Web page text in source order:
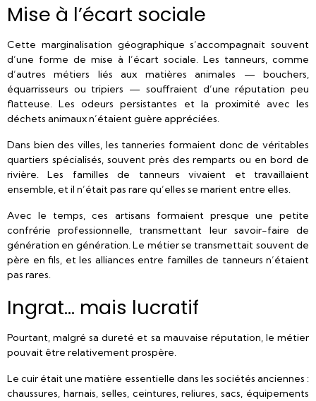
Mise à l’écart sociale
Cette marginalisation géographique s’accompagnait souvent
d’une forme de mise à l’écart sociale. Les tanneurs, comme
d’autres métiers liés aux matières animales — bouchers,
équarrisseurs ou tripiers — souffraient d’une réputation peu
flatteuse. Les odeurs persistantes et la proximité avec les
déchets animaux n’étaient guère appréciées.
Dans bien des villes, les tanneries formaient donc de véritables
quartiers spécialisés, souvent près des remparts ou en bord de
rivière. Les familles de tanneurs vivaient et travaillaient
ensemble, et il n’était pas rare qu’elles se marient entre elles.
Avec le temps, ces artisans formaient presque une petite
confrérie professionnelle, transmettant leur savoir-faire de
génération en génération. Le métier se transmettait souvent de
père en fils, et les alliances entre familles de tanneurs n’étaient
pas rares.
Ingrat… mais lucratif
Pourtant, malgré sa dureté et sa mauvaise réputation, le métier
pouvait être relativement prospère.
Le cuir était une matière essentielle dans les sociétés anciennes :
chaussures, harnais, selles, ceintures, reliures, sacs, équipements